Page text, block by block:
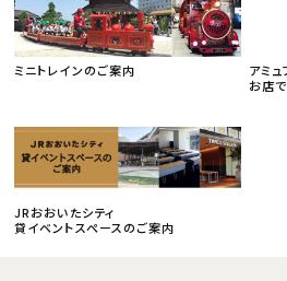
ミニトレインのご案内
アミ
お店
JRおおいたシティ
貸イベントスペースのご案内